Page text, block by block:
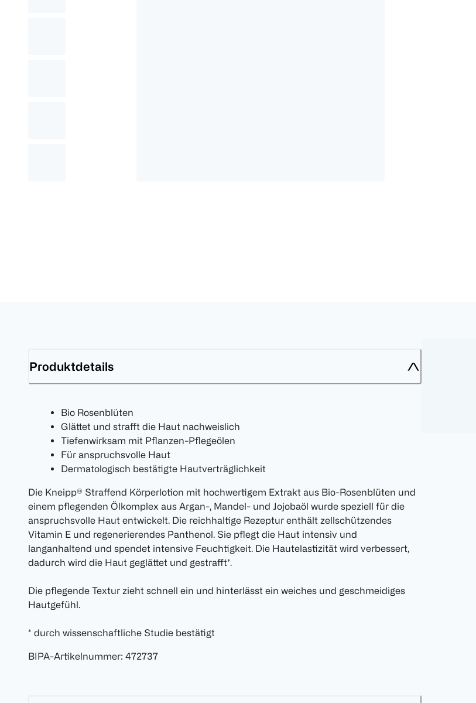
Produktdetails
Bio Rosenblüten
Glättet und strafft die Haut nachweislich
Tiefenwirksam mit Pflanzen-Pflegeölen
Für anspruchsvolle Haut
Dermatologisch bestätigte Hautverträglichkeit
Die Kneipp® Straffend Körperlotion mit hochwertigem Extrakt aus Bio-Rosenblüten und
einem pflegenden Ölkomplex aus Argan-, Mandel- und Jojobaöl wurde speziell für die
anspruchsvolle Haut entwickelt. Die reichhaltige Rezeptur enthält zellschützendes
Vitamin E und regenerierendes Panthenol. Sie pflegt die Haut intensiv und
langanhaltend und spendet intensive Feuchtigkeit. Die Hautelastizität wird verbessert,
dadurch wird die Haut geglättet und gestrafft*.
Die pflegende Textur zieht schnell ein und hinterlässt ein weiches und geschmeidiges
Hautgefühl.
* durch wissenschaftliche Studie bestätigt
BIPA-Artikelnummer: 472737